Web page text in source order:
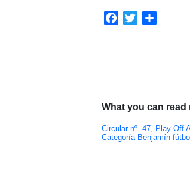
Facebook
Twitter
What you can read
Circular nº. 47, Play-Off
Categoría Benjamín